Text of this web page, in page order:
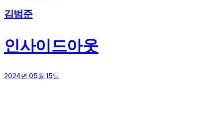
김범준
인사이드아웃
2024년 05월 15일